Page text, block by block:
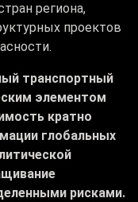
региона,
проектов
транспортный
элементом
кратно
глобальных
рисками.